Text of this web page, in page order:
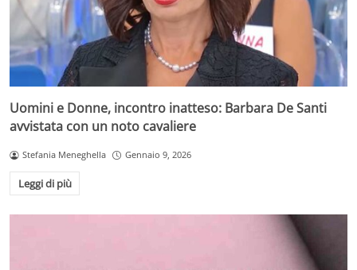
Uomini e Donne, incontro inatteso: Barbara De Santi
avvistata con un noto cavaliere
Stefania Meneghella Gennaio 9, 2026
Leggi di più